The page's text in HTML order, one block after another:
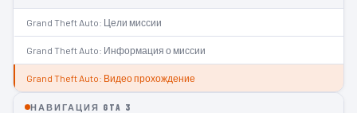
Grand Theft Auto: Цели миссии
Grand Theft Auto: Информация о миссии
Grand Theft Auto: Видео прохождение
НАВИГАЦИЯ GTA 3